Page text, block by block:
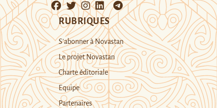
RUBRIQUES
S’abonner à Novastan
Le projet Novastan
Charte éditoriale
Equipe
Partenaires